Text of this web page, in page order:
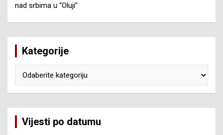
nad srbima u “Oluji”
Kategorije
Vijesti po datumu